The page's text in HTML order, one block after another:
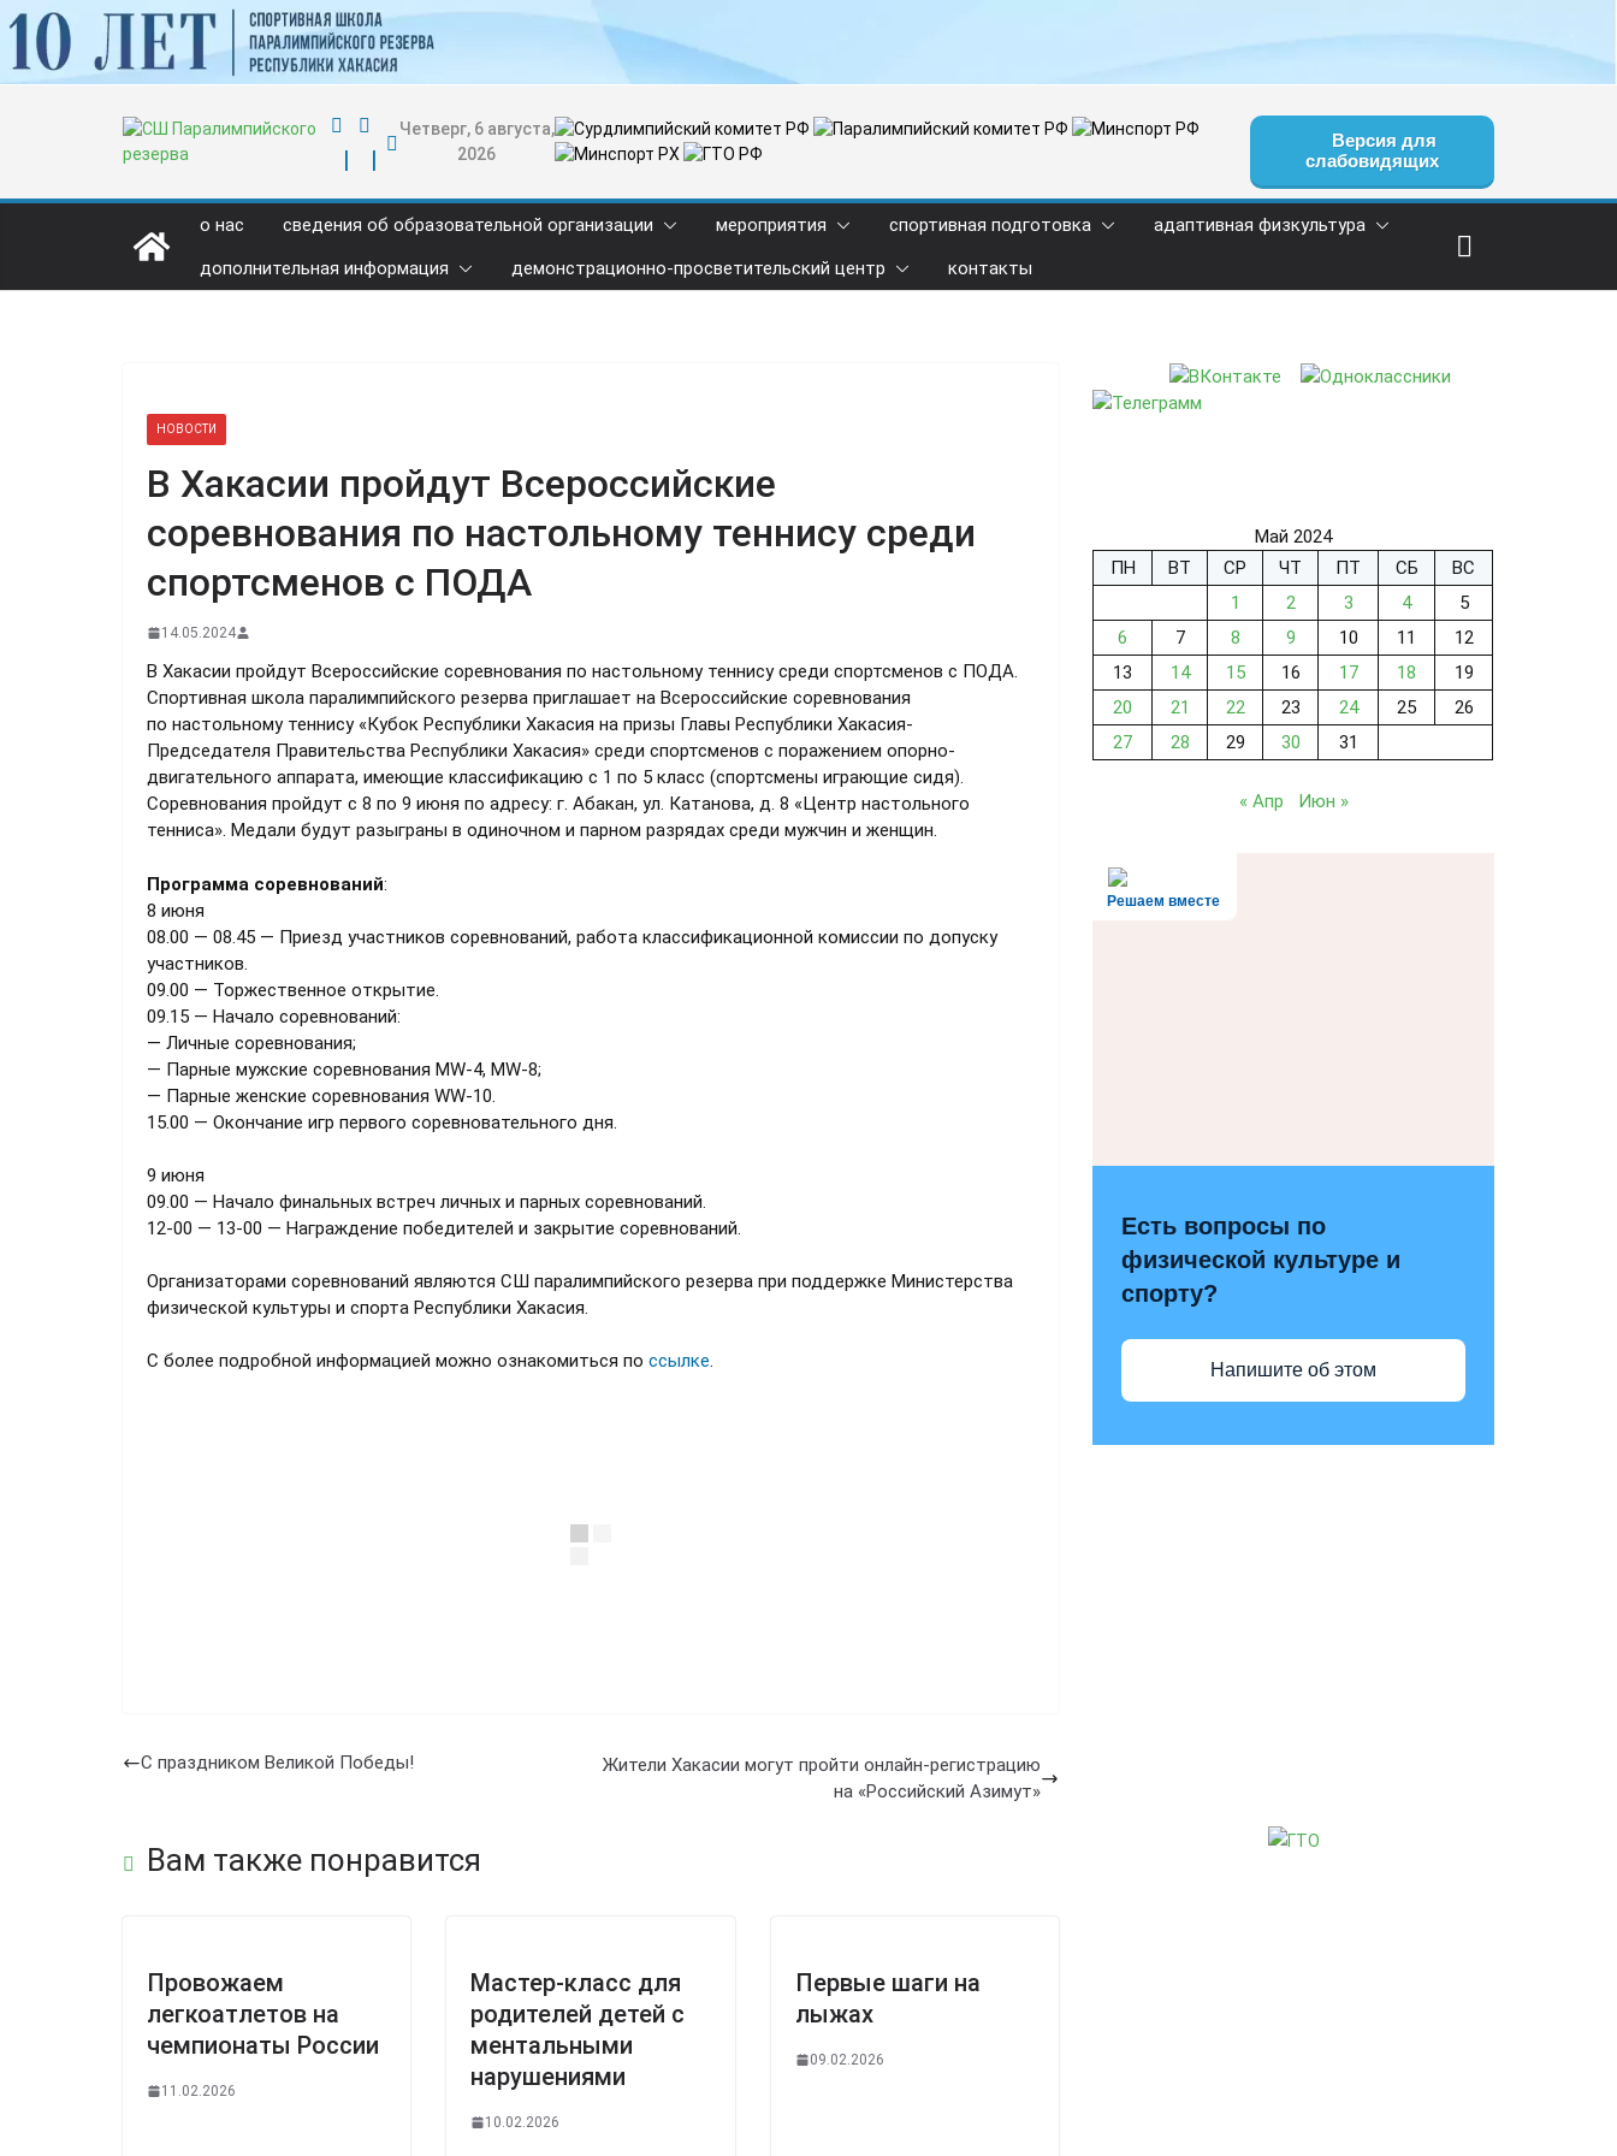
Перейти
содержимому
Четверг, 6 августа,
2026
Версия для
слабовидящих
о нас сведения об образовательной организации мероприятия спортивная подготовка
адаптивная физкультура
дополнительная информация
демонстрационно-просветительский центр контакты
НОВОСТИ
В Хакасии пройдут Всероссийские
соревнования по настольному теннису среди
спортсменов с ПОДА
14.05.2024
В Хакасии пройдут Всероссийские соревнования по настольному теннису среди спортсменов с ПОДА.
Спортивная школа паралимпийского резерва приглашает на Всероссийские соревнования
по настольному теннису «Кубок Республики Хакасия на призы Главы Республики Хакасия-
Председателя Правительства Республики Хакасия» среди спортсменов с поражением опорно-
двигательного аппарата, имеющие классификацию с 1 по 5 класс (спортсмены играющие сидя).
Соревнования пройдут с 8 по 9 июня по адресу: г. Абакан, ул. Катанова, д. 8 «Центр настольного
тенниса». Медали будут разыграны в одиночном и парном разрядах среди мужчин и женщин.
Программа соревнований:
8 июня
08.00 — 08.45 — Приезд участников соревнований, работа классификационной комиссии по допуску
участников.
09.00 — Торжественное открытие.
09.15 — Начало соревнований:
— Личные соревнования;
— Парные мужские соревнования MW-4, MW-8;
— Парные женские соревнования WW-10.
15.00 — Окончание игр первого соревновательного дня.
9 июня
09.00 — Начало финальных встреч личных и парных соревнований.
12-00 — 13-00 — Награждение победителей и закрытие соревнований.
Организаторами соревнований являются СШ паралимпийского резерва при поддержке Министерства
физической культуры и спорта Республики Хакасия.
С более подробной информацией можно ознакомиться по ссылке
С праздником Великой Победы!
Жители Хакасии могут пройти онлайн-регистрацию
на «Российский Азимут»
Вам также понравится
Провожаем
легкоатлетов на
чемпионаты России
11.02.2026
Мастер-класс для
родителей детей с
ментальными
нарушениями
10.02.2026
Первые шаги на
лыжах
09.02.2026
Май 2024
ПН
ВТ СР ЧТ ПТ СБ
ВС
1
2 3 4
5
6
7 8 9 10 11
12
13
14 15 16 17 18
19
20
21 22 23 24 25
26
27
28 29 30 31
« Апр Июн »
Решаем вместе
Есть вопросы по
физической культуре и
спорту?
Напишите об этом